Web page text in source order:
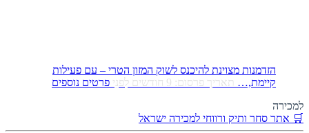
הזדמנות מצוינת להיכנס לשוק המזון הטרי – עם פעילות
קיימת,… תאריך פרסום: 9 חודשים לִפנֵי
פרטים נוספים
למכירה
🛒 אתר סחר ותיק ורווחי למכירה ישראל